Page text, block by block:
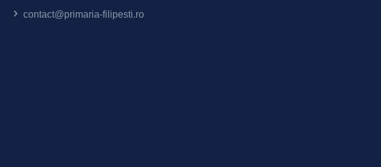
contact@primaria-filipesti.ro